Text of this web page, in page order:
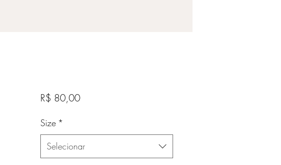
R$ 80,00Preço
Size *
Selecionar